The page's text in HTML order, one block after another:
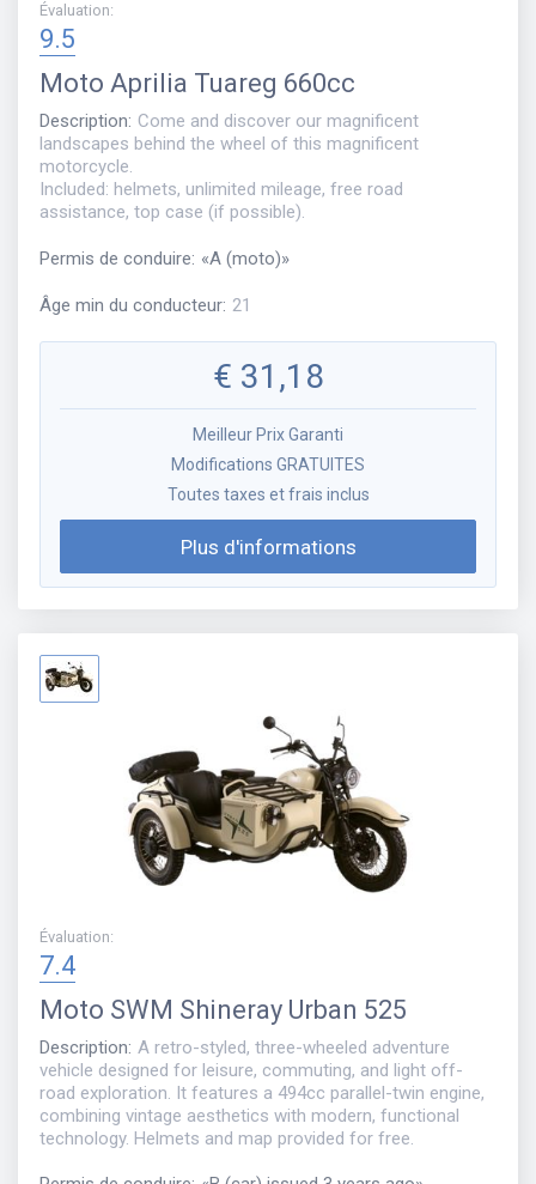
Évaluation:
9.5
Moto Aprilia Tuareg 660cc
Description: Come and discover our magnificent
landscapes behind the wheel of this magnificent
motorcycle.
Included: helmets, unlimited mileage, free road
assistance, top case (if possible).
Permis de conduire: «A (moto)»
Âge min du conducteur: 21
€ 31,18
Meilleur Prix Garanti
Modifications GRATUITES
Toutes taxes et frais inclus
Plus d'informations
Évaluation:
7.4
Moto SWM Shineray Urban 525
Description: A retro-styled, three-wheeled adventure
vehicle designed for leisure, commuting, and light off-
road exploration. It features a 494cc parallel-twin engine,
combining vintage aesthetics with modern, functional
technology. Helmets and map provided for free.